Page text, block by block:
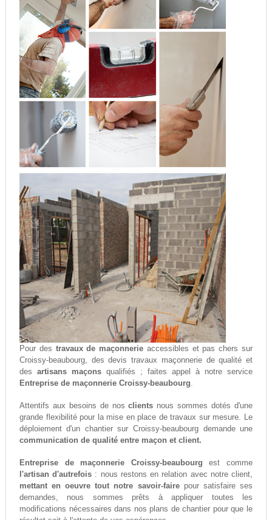
Pour des travaux de maçonnerie accessibles et pas chers sur
Croissy-beaubourg, des devis travaux maçonnerie de qualité et
des artisans maçonsqualifiés ; faites appel à notre service
Entreprise de maçonnerie Croissy-beaubourg.
Attentifs aux besoins de nosclients nous sommes dotés d'une
grande flexibilité pour la mise en place de travaux sur mesure. Le
déploiement d'un chantier sur Croissy-beaubourg demande une
communication de qualité entre maçon et client.
Entreprise de maçonnerie Croissy-beaubourg est comme
l'artisan d'autrefois : nous restons en relation avec notre client,
mettant en oeuvre tout notre savoir-fairepour satisfaire ses
demandes, nous sommes prêts à appliquer toutes les
modifications nécessaires dans nos plans de chantier pour que le